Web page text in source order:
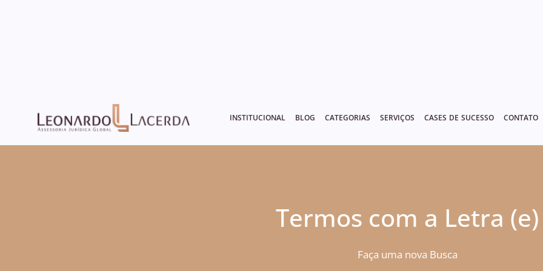
INSTITUCIONAL BLOG CATEGORIAS SERVIÇOS CASES DE SUCESSO CONTATO
Termos com a Letra (e)
Faça uma nova Busca